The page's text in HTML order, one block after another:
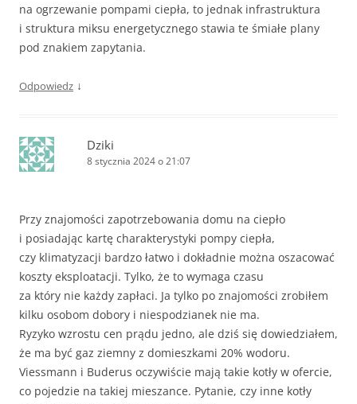
na ogrzewanie pompami ciepła, to jednak infrastruktura
i struktura miksu energetycznego stawia te śmiałe plany
pod znakiem zapytania.
Odpowiedz ↓
Dziki
8 stycznia 2024 o 21:07
Przy znajomości zapotrzebowania domu na ciepło
i posiadając kartę charakterystyki pompy ciepła,
czy klimatyzacji bardzo łatwo i dokładnie można oszacować
koszty eksploatacji. Tylko, że to wymaga czasu
za który nie każdy zapłaci. Ja tylko po znajomości zrobiłem
kilku osobom dobory i niespodzianek nie ma.
Ryzyko wzrostu cen prądu jedno, ale dziś się dowiedziałem,
że ma być gaz ziemny z domieszkami 20% wodoru.
Viessmann i Buderus oczywiście mają takie kotły w ofercie,
co pojedzie na takiej mieszance. Pytanie, czy inne kotły